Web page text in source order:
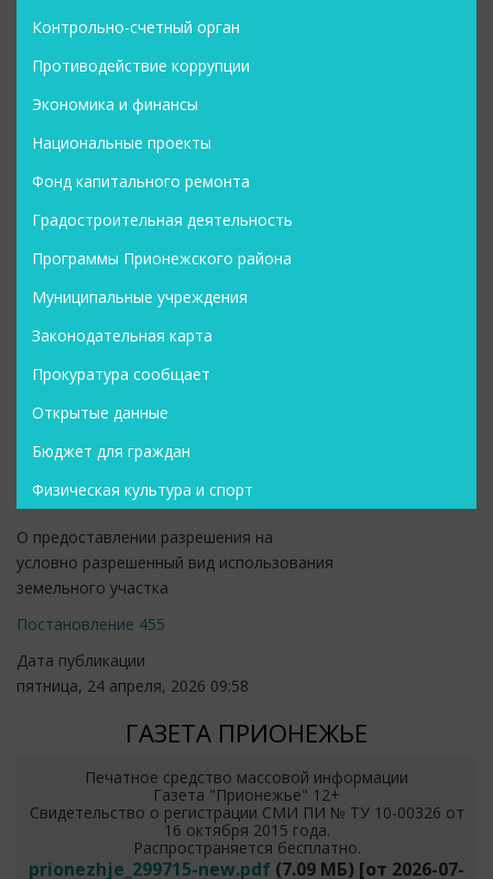
Контрольно-счетный орган
Противодействие коррупции
Экономика и финансы
Национальные проекты
Фонд капитального ремонта
Градостроительная деятельность
Программы Прионежского района
Муниципальные учреждения
Законодательная карта
Прокуратура сообщает
Открытые данные
Бюджет для граждан
Физическая культура и спорт
О предоставлении разрешения на
условно разрешенный вид использования
земельного участка
Постановление 455
Дата публикации
пятница, 24 апреля, 2026 09:58
ГАЗЕТА ПРИОНЕЖЬЕ
Печатное средство массовой информации
Газета "Прионежье" 12+
Свидетельство о регистрации СМИ ПИ № ТУ 10-00326 от
16 октября 2015 года.
Распространяется бесплатно.
prionezhje_299715-new.pdf (7.09 МБ) [от 2026-07-